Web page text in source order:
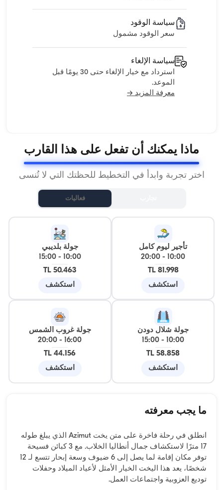
سياسة الوقود
سعر الوقود مشمول
سياسة الإلغاء
استرداد مع خيار الإلغاء حتى 30 يومًا قبل
الموعد.
معرفة المزيد →
ماذا يمكنك أن تفعل على هذا القارب
اختر تجربة وابدأ في التخطيط للحظتك التي لا تُنسى
فعاليات
تأجير ليوم كامل
10:00
-
20:00
81.998 TL
استكشف
جولة بلديبي
10:00
-
15:00
50.463 TL
استكشف
جولة شلال دودن
10:00
-
15:00
58.858 TL
استكشف
جولة غروب الشمس
16:00
-
20:00
44.156 TL
استكشف
ما يجب معرفته
انطلق في رحلة فاخرة على متن يخت Azimut الذي يبلغ طوله
17 مترًا لاستكشاف جمال أنطاليا الخلاب. مع 3 كبائن فسيحة
توفر مكان إقامة لما يصل إلى 6 ضيوف وسعة إبحار تتسع لـ 12
شخصًا، يعد هذا اليخت الخيار الأمثل لأعياد الميلاد وحفلات
توديع العزوبية واجتماعات العمل.